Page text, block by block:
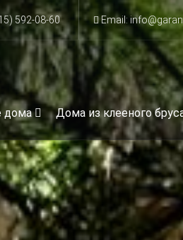
592-08-60 Email:
дома Дома из клееного